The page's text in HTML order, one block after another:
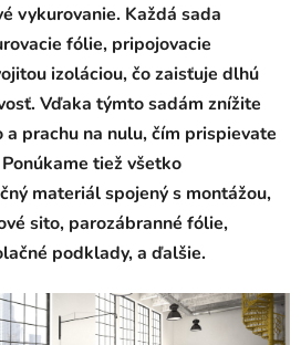
vykurovanie. Každá sada
fólie, pripojovacie
izoláciou, čo zaisťuje dlhú
Vďaka týmto sadám znížite
prachu na nulu, čím prispievate
tiež všetko
materiál spojený s montážou,
sito, parozábranné fólie,
podklady, a ďalšie.